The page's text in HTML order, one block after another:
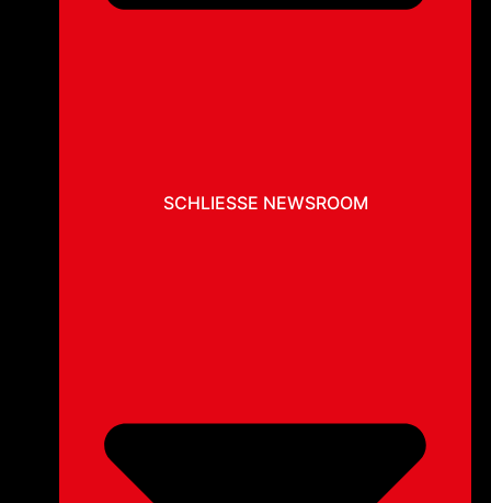
SCHLIESSE NEWSROOM